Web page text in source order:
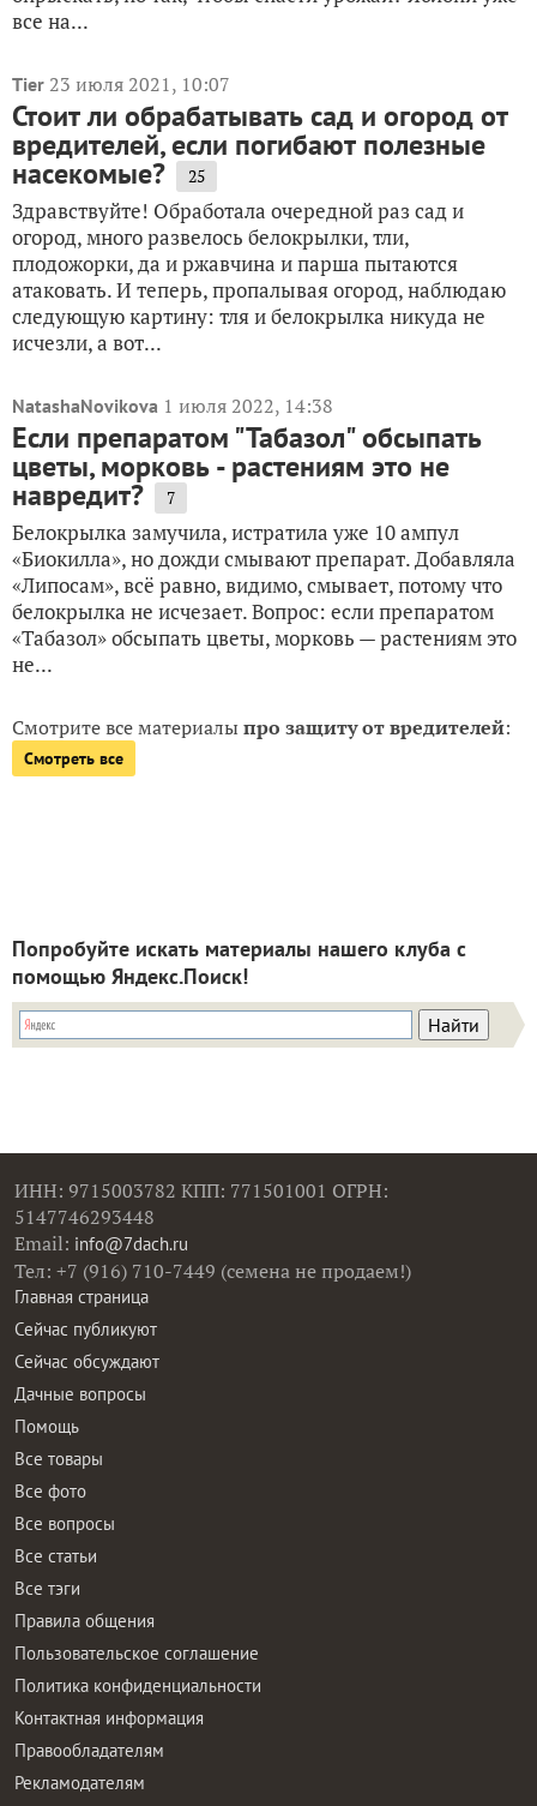
все на...
Tier 23 июля 2021, 10:07
Стоит ли обрабатывать сад и огород от
вредителей, если погибают полезные
насекомые? 25
Здравствуйте! Обработала очередной раз сад и
огород, много развелось белокрылки, тли,
плодожорки, да и ржавчина и парша пытаются
атаковать. И теперь, пропалывая огород, наблюдаю
следующую картину: тля и белокрылка никуда не
исчезли, а вот...
NatashaNovikova 1 июля 2022, 14:38
Если препаратом "Табазол" обсыпать
цветы, морковь - растениям это не
навредит? 7
Белокрылка замучила, истратила уже 10 ампул
«Биокилла», но дожди смывают препарат. Добавляла
«Липосам», всё равно, видимо, смывает, потому что
белокрылка не исчезает. Вопрос: если препаратом
«Табазол» обсыпать цветы, морковь — растениям это
не...
Смотрите все материалыпро защиту от вредителей:
Смотреть все
Попробуйте искать материалы нашего клуба с
помощью Яндекс.Поиск!
ИНН: 9715003782 КПП: 771501001 ОГРН:
5147746293448
Email: info@7dach.ru
Тел: +7 (916) 710-7449 (семена не продаем!)
Главная страница
Сейчас публикуют
Сейчас обсуждают
Дачные вопросы
Помощь
Все товары
Все фото
Все вопросы
Все статьи
Все тэги
Правила общения
Пользовательское соглашение
Политика конфиденциальности
Контактная информация
Правообладателям
Рекламодателям